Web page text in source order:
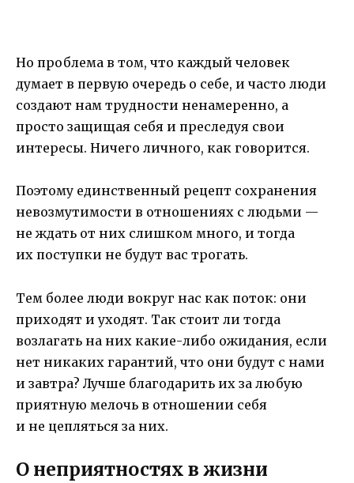
Но проблема в том, что каждый человек
думает в первую очередь о себе, и часто люди
создают нам трудности ненамеренно, а
просто защищая себя и преследуя свои
интересы. Ничего личного, как говорится.
Поэтому единственный рецепт сохранения
невозмутимости в отношениях с людьми —
не ждать от них слишком много, и тогда
их поступки не будут вас трогать.
Тем более люди вокруг нас как поток: они
приходят и уходят. Так стоит ли тогда
возлагать на них какие-либо ожидания, если
нет никаких гарантий, что они будут с нами
и завтра? Лучше благодарить их за любую
приятную мелочь в отношении себя
и не цепляться за них.
О неприятностях в жизни